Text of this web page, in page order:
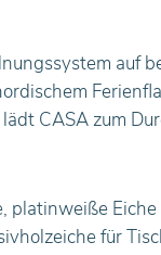
auf
CASA zum
platinweiße
für